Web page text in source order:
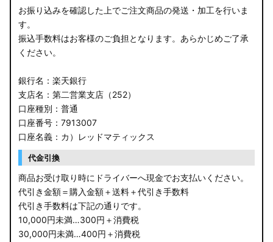
お振り込みを確認した上でご注文商品の発送・加工を行いま
す。
振込手数料はお客様のご負担となります。あらかじめご了承
ください。
銀行名：楽天銀行
支店名：第二営業支店（252）
口座種別：普通
口座番号：7913007
口座名義：カ）レッドマティックス
代金引換
商品お受け取り時にドライバーへ現金でお支払いください。
代引き金額＝購入金額＋送料＋代引き手数料
代引き手数料は下記の通りです。
10,000円未満…300円＋消費税
30,000円未満…400円＋消費税